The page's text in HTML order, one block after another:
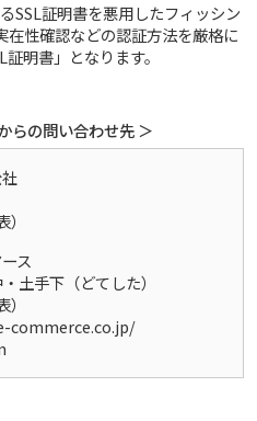
SSL証明書を悪用したフィッシン
在性確認などの認証方法を厳格に
明書」となります。
らの問い合わせ先 ＞
ス
土手下（どてした）
commerce.co.jp/